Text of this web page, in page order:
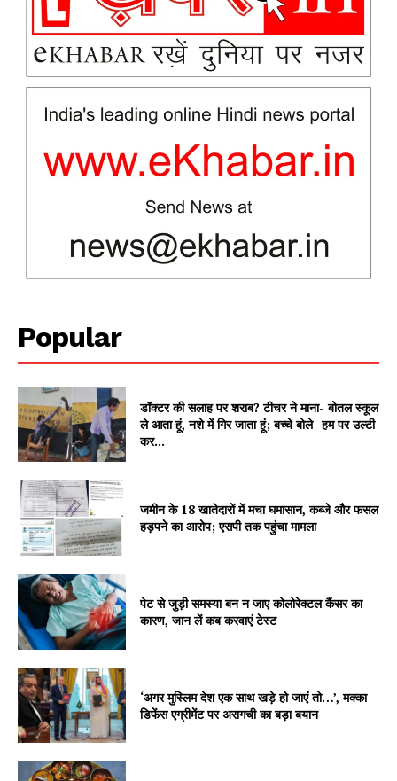
News Week
Magazine PRO
SUBSCRIBE NOW
Company
About
Contact us
Subscription Plans
My account
Popular
डॉक्टर की सलाह पर शराब? टीचर ने माना- बोतल स्कूल
ले आता हूं, नशे में गिर जाता हूं; बच्चे बोले- हम पर उल्टी
कर...
जमीन के 18 खातेदारों में मचा घमासान, कब्जे और फसल
हड़पने का आरोप; एसपी तक पहुंचा मामला
पेट से जुड़ी समस्या बन न जाए कोलोरेक्टल कैंसर का
कारण, जान लें कब करवाएं टेस्ट
‘अगर मुस्लिम देश एक साथ खड़े हो जाएं तो…’, मक्का
डिफेंस एग्रीमेंट पर अरागची का बड़ा बयान